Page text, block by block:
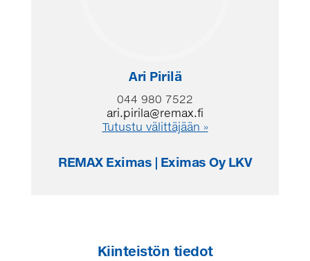
Ari Pirilä
044 980 7522
ari.pirila@remax.fi
Tutustu välittäjään »
REMAX Eximas | Eximas Oy LKV
Kiinteistön tiedot